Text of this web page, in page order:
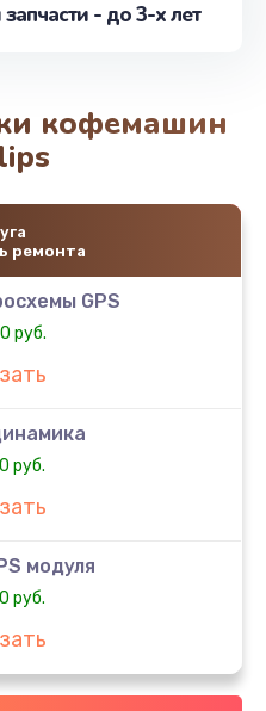
- до 3-х лет
кофемашин
ремонта
GPS
руб.
руб.
модуля
руб.
управления